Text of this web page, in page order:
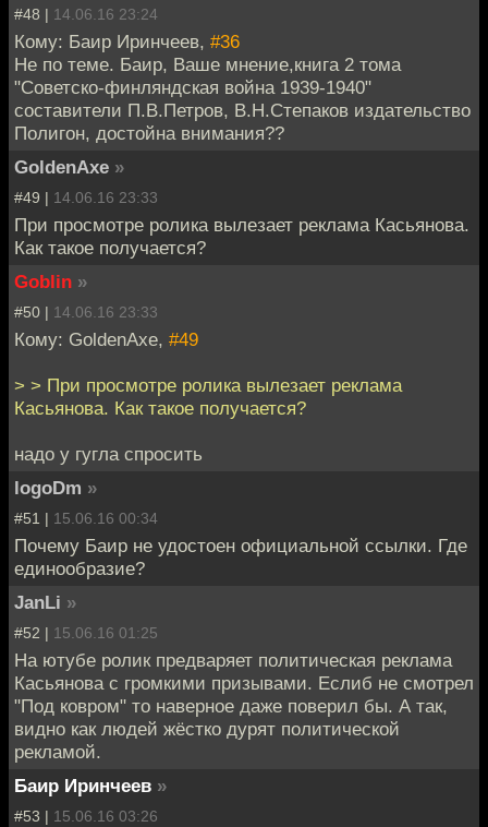
#48 | 14.06.16 23:24
Кому: Баир Иринчеев, #36
Не по теме. Баир, Ваше мнение,книга 2 тома
"Советско-финляндская война 1939-1940"
составители П.В.Петров, В.Н.Степаков издательство
Полигон, достойна внимания??
GoldenAxe »
#49 | 14.06.16 23:33
При просмотре ролика вылезает реклама Касьянова.
Как такое получается?
Goblin »
#50 | 14.06.16 23:33
Кому: GoldenAxe, #49
> > При просмотре ролика вылезает реклама
Касьянова. Как такое получается?
надо у гугла спросить
logoDm »
#51 | 15.06.16 00:34
Почему Баир не удостоен официальной ссылки. Где
единообразие?
JanLi »
#52 | 15.06.16 01:25
На ютубе ролик предваряет политическая реклама
Касьянова с громкими призывами. Еслиб не смотрел
"Под ковром" то наверное даже поверил бы. А так,
видно как людей жёстко дурят политической
рекламой.
Баир Иринчеев »
#53 | 15.06.16 03:26